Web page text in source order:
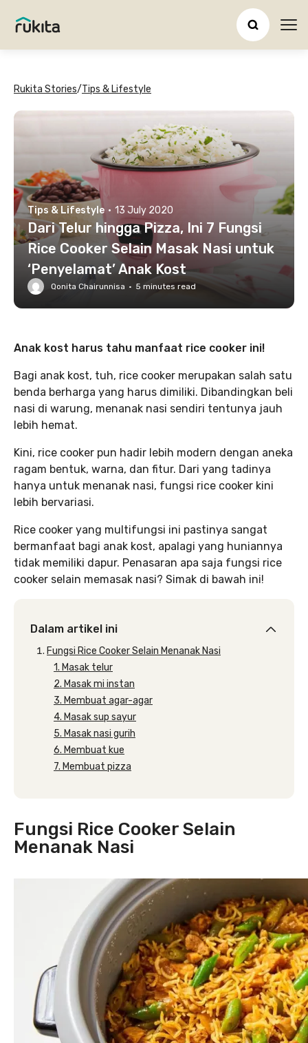
Rukita Stories/Tips & Lifestyle
Tips & Lifestyle · 13 July 2020
Dari Telur hingga Pizza, Ini 7 Fungsi
Rice Cooker Selain Masak Nasi untuk
‘Penyelamat’ Anak Kost
Qonita Chairunnisa · 5 minutes read
Anak kost harus tahu manfaat rice cooker ini!
Bagi anak kost, tuh, rice cooker merupakan salah satu
benda berharga yang harus dimiliki. Dibandingkan beli
nasi di warung, menanak nasi sendiri tentunya jauh
lebih hemat.
Kini, rice cooker pun hadir lebih modern dengan aneka
ragam bentuk, warna, dan fitur. Dari yang tadinya
hanya untuk menanak nasi, fungsi rice cooker kini
lebih bervariasi.
Rice cooker yang multifungsi ini pastinya sangat
bermanfaat bagi anak kost, apalagi yang huniannya
tidak memiliki dapur. Penasaran apa saja fungsi rice
cooker selain memasak nasi? Simak di bawah ini!
Dalam artikel ini
Fungsi Rice Cooker Selain Menanak Nasi
1. Masak telur
2. Masak mi instan
3. Membuat agar-agar
4. Masak sup sayur
5. Masak nasi gurih
6. Membuat kue
7. Membuat pizza
Fungsi Rice Cooker Selain
Menanak Nasi